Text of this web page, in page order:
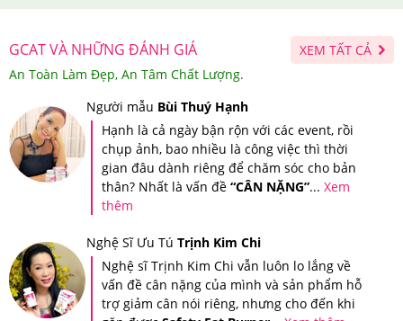
6. Dầu tẩy trang SK-II Facial Treatment
Cleansing Oil 250ml Mua hàng tại Giảm Cân An
Toàn có ưu đãi gì?
GCAT VÀ NHỮNG ĐÁNH GIÁ
An Toàn Làm Đẹp, An Tâm Chất Lượng.
XEM TẤT CẢ
Người mẫu Bùi Thuý Hạnh
Hạnh là cả ngày bận rộn với các event, rồi
chụp ảnh, bao nhiều là công việc thì thời
gian đâu dành riêng để chăm sóc cho bản
thân? Nhất là vấn đề “CÂN NẶNG”... Xem
thêm
Nghệ Sĩ Ưu Tú Trịnh Kim Chi
Nghệ sĩ Trịnh Kim Chi vẫn luôn lo lắng về
vấn đề cân nặng của mình và sản phẩm hỗ
trợ giảm cân nói riêng, nhưng cho đến khi